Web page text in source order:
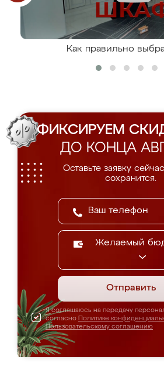
Как правильно
ФИКСИРУЕМ
ДО КОНЦА
Оставьте заявку
сохранится.
Желаемый
Отправить
Я соглашаюсь на передачу
согласно Политике
Пользовательскому соглашению